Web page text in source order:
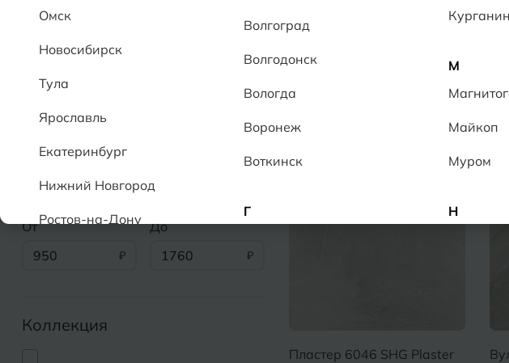
Товары
Показаны товары 72 из 72
От
950
До
1760
Коллекция
Пластер 6046 SHG Plaster
Омск
Новосибирск
Тула
Ярославль
Екатеринбург
Нижний Новгород
Ростов-на-Дону
А
Алушта
Волгоград
Волгодонск
Вологда
Воронеж
Воткинск
Г
Дмитровград
М
Майкоп
Муром
Н